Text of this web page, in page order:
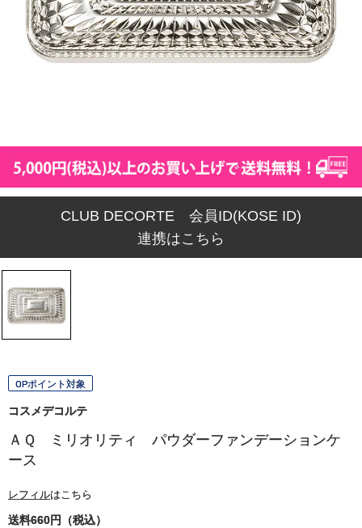
CLUB DECORTE 会員ID(KOSE ID)
連携はこちら
OPポイント対象
コスメデコルテ
ＡＱ ミリオリティ パウダーファンデーションケ
ース
レフィルはこちら
送料660円（税込）